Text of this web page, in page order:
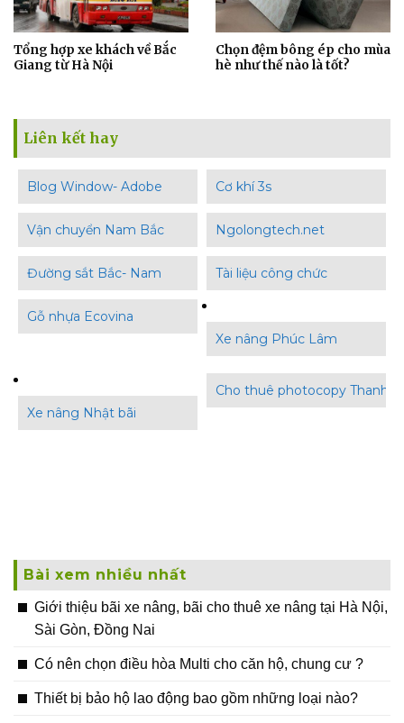
Tổng hợp xe khách về Bắc
Giang từ Hà Nội
Chọn đệm bông ép cho mùa
hè như thế nào là tốt?
Liên kết hay
Blog Window- Adobe Cơ khí 3s
Vận chuyển Nam Bắc Ngolongtech.net
Đường sắt Bắc- Nam Tài liệu công chức
Gỗ nhựa Ecovina
Xe nâng Phúc Lâm
Xe nâng Nhật bãi
Cho thuê photocopy Thanh
Bài xem nhiều nhất
Giới thiệu bãi xe nâng, bãi cho thuê xe nâng tại Hà Nội,
Sài Gòn, Đồng Nai
Có nên chọn điều hòa Multi cho căn hộ, chung cư ?
Thiết bị bảo hộ lao động bao gồm những loại nào?